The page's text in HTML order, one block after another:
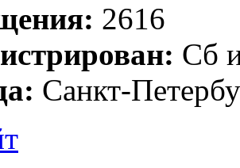
2616
Сб
Санкт-